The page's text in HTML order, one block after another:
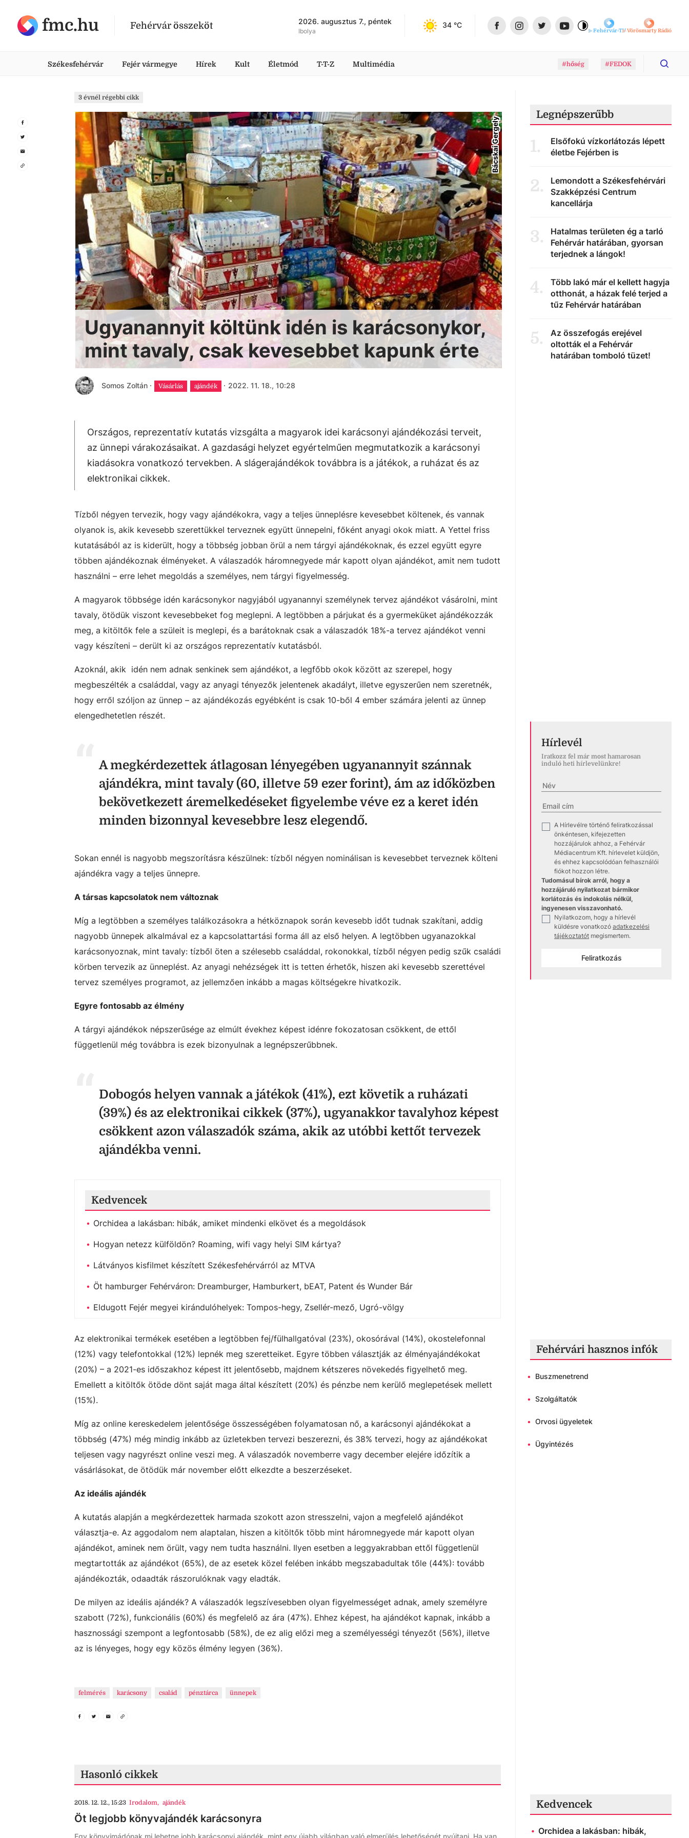
fmc.hu Fehérvár összeköt 2026. augusztus 7., péntek
Ibolya
34 °C
Fehérvár-TVVörösmarty Rádió
Székesfehérvár Fejér vármegye Hírek Kult Életmód T-T-Z Multimédia #hőség #FEDOK
3 évnél régebbi cikk
Bácskai Gergely
Ugyanannyit költünk idén is karácsonykor,
mint tavaly, csak kevesebbet kapunk érte
Somos Zoltán · Vásárlás ajándék · 2022. 11. 18., 10:28
Országos, reprezentatív kutatás vizsgálta a magyarok idei karácsonyi ajándékozási terveit,
az ünnepi várakozásaikat. A gazdasági helyzet egyértelműen megmutatkozik a karácsonyi
kiadásokra vonatkozó tervekben. A slágerajándékok továbbra is a játékok, a ruházat és az
elektronikai cikkek.
Tízből négyen tervezik, hogy vagy ajándékokra, vagy a teljes ünneplésre kevesebbet költenek, és vannak
olyanok is, akik kevesebb szerettükkel terveznek együtt ünnepelni, főként anyagi okok miatt. A Yettel friss
kutatásából az is kiderült, hogy a többség jobban örül a nem tárgyi ajándékoknak, és ezzel együtt egyre
többen ajándékoznak élményeket. A válaszadók háromnegyede már kapott olyan ajándékot, amit nem tudott
használni – erre lehet megoldás a személyes, nem tárgyi figyelmesség.
A magyarok többsége idén karácsonykor nagyjából ugyanannyi személynek tervez ajándékot vásárolni, mint
tavaly, ötödük viszont kevesebbeket fog meglepni. A legtöbben a párjukat és a gyermeküket ajándékozzák
meg, a kitöltők fele a szüleit is meglepi, és a barátoknak csak a válaszadók 18%-a tervez ajándékot venni
vagy készíteni – derült ki az országos reprezentatív kutatásból.
Azoknál, akik idén nem adnak senkinek sem ajándékot, a legfőbb okok között az szerepel, hogy
megbeszélték a családdal, vagy az anyagi tényezők jelentenek akadályt, illetve egyszerűen nem szeretnék,
hogy erről szóljon az ünnep – az ajándékozás egyébként is csak 10-ből 4 ember számára jelenti az ünnep
elengedhetetlen részét.
A megkérdezettek átlagosan lényegében ugyanannyit szánnak
ajándékra, mint tavaly (60, illetve 59 ezer forint), ám az időközben
bekövetkezett áremelkedéseket figyelembe véve ez a keret idén
minden bizonnyal kevesebbre lesz elegendő.
Sokan ennél is nagyobb megszorításra készülnek: tízből négyen nominálisan is kevesebbet terveznek költeni
ajándékra vagy a teljes ünnepre.
A társas kapcsolatok nem változnak
Míg a legtöbben a személyes találkozásokra a hétköznapok során kevesebb időt tudnak szakítani, addig
nagyobb ünnepek alkalmával ez a kapcsolattartási forma áll az első helyen. A legtöbben ugyanazokkal
karácsonyoznak, mint tavaly: tízből öten a szélesebb családdal, rokonokkal, tízből négyen pedig szűk családi
körben tervezik az ünneplést. Az anyagi nehézségek itt is tetten érhetők, hiszen aki kevesebb szerettével
tervez személyes programot, az jellemzően inkább a magas költségekre hivatkozik.
Egyre fontosabb az élmény
A tárgyi ajándékok népszerűsége az elmúlt évekhez képest idénre fokozatosan csökkent, de ettől
függetlenül még továbbra is ezek bizonyulnak a legnépszerűbbnek.
Dobogós helyen vannak a játékok (41%), ezt követik a ruházati
(39%) és az elektronikai cikkek (37%), ugyanakkor tavalyhoz képest
csökkent azon válaszadók száma, akik az utóbbi kettőt tervezek
ajándékba venni.
Kedvencek
Orchidea a lakásban: hibák, amiket mindenki elkövet és a megoldások
Hogyan netezz külföldön? Roaming, wifi vagy helyi SIM kártya?
Látványos kisfilmet készített Székesfehérvárról az MTVA
Öt hamburger Fehérváron: Dreamburger, Hamburkert, bEAT, Patent és Wunder Bár
Eldugott Fejér megyei kirándulóhelyek: Tompos-hegy, Zsellér-mező, Ugró-völgy
Az elektronikai termékek esetében a legtöbben fej/fülhallgatóval (23%), okosórával (14%), okostelefonnal
(12%) vagy telefontokkal (12%) lepnék meg szeretteiket. Egyre többen választják az élményajándékokat
(20%) – a 2021-es időszakhoz képest itt jelentősebb, majdnem kétszeres növekedés figyelhető meg.
Emellett a kitöltők ötöde dönt saját maga által készített (20%) és pénzbe nem kerülő meglepetések mellett
(15%).
Míg az online kereskedelem jelentősége összességében folyamatosan nő, a karácsonyi ajándékokat a
többség (47%) még mindig inkább az üzletekben tervezi beszerezni, és 38% tervezi, hogy az ajándékokat
teljesen vagy nagyrészt online veszi meg. A válaszadók novemberre vagy december elejére időzítik a
vásárlásokat, de ötödük már november előtt elkezdte a beszerzéseket.
Az ideális ajándék
A kutatás alapján a megkérdezettek harmada szokott azon stresszelni, vajon a megfelelő ajándékot
választja-e. Az aggodalom nem alaptalan, hiszen a kitöltők több mint háromnegyede már kapott olyan
ajándékot, aminek nem örült, vagy nem tudta használni. Ilyen esetben a leggyakrabban ettől függetlenül
megtartották az ajándékot (65%), de az esetek közel felében inkább megszabadultak tőle (44%): tovább
ajándékozták, odaadták rászorulóknak vagy eladták.
De milyen az ideális ajándék? A válaszadók legszívesebben olyan figyelmességet adnak, amely személyre
szabott (72%), funkcionális (60%) és megfelelő az ára (47%). Ehhez képest, ha ajándékot kapnak, inkább a
hasznossági szempont a legfontosabb (58%), de ez alig előzi meg a személyességi tényezőt (56%), illetve
az is lényeges, hogy egy közös élmény legyen (36%).
felmérés karácsony család pénztárca ünnepek
Hasonló cikkek
2018. 12. 12., 15:23 Irodalom, ajándék
Öt legjobb könyvajándék karácsonyra
Egy könyvimádónak mi lehetne jobb karácsonyi ajándék, mint egy újabb világban való elmerülés lehetőségét nyújtani. Ha van
Legnépszerűbb
1.
Elsőfokú vízkorlátozás lépett
életbe Fejérben is
2.
Lemondott a Székesfehérvári
Szakképzési Centrum
kancellárja
3.
Hatalmas területen ég a tarló
Fehérvár határában, gyorsan
terjednek a lángok!
4.
Több lakó már el kellett hagyja
otthonát, a házak felé terjed a
tűz Fehérvár határában
5.
Az összefogás erejével
oltották el a Fehérvár
határában tomboló tüzet!
Hírlevél
Iratkozz fel már most hamarosan
induló heti hírlevelünkre!
✓
A Hírlevélre történő feliratkozással
önkéntesen, kifejezetten
hozzájárulok ahhoz, a Fehérvár
Médiacentrum Kft. hírlevelet küldjön,
és ehhez kapcsolódóan felhasználói
fiókot hozzon létre.
Tudomásul bírok arról, hogy a
hozzájáruló nyilatkozat bármikor
korlátozás és indokolás nélkül,
ingyenesen visszavonható.
✓
Nyilatkozom, hogy a hírlevél
küldésre vonatkozó adatkezelési
tájékoztatót megismertem.
Feliratkozás
Fehérvári hasznos infók
• Buszmenetrend
• Szolgáltatók
• Orvosi ügyeletek
• Ügyintézés
Kedvencek
Orchidea a lakásban: hibák,